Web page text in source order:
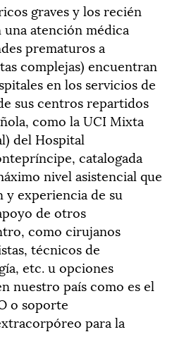
graves y los recién
atención médica
prematuros a
complejas) encuentran
en los servicios de
sus centros repartidos
como la UCI Mixta
del Hospital
catalogada
nivel asistencial que
y experiencia de su
de otros
como cirujanos
técnicos de
etc. u opciones
nuestro país como es el
o soporte
para la